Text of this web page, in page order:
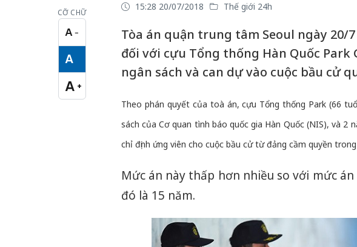
CỠ CHỮ
A −
Cỡ chữ nhỏ
A
Cỡ chữ vừa
A +
Cỡ chữ lớn
15:28 20/07/2018 Thế giới 24h
Tòa án quận trung tâm Seoul ngày 20/
đối với cựu Tổng thống Hàn Quốc
ngân sách và can dự vào cuộc bầu cử
Theo phán quyết của toà án, cựu Tổng thống Park (66
sách của Cơ quan tình báo quốc gia Hàn Quốc (NIS), và
chỉ định ứng viên cho cuộc bầu cử từ đảng cầm quyền
Mức án này thấp hơn nhiều so với mức
đó là 15 năm.